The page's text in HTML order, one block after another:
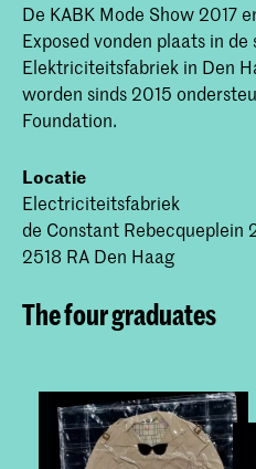
De KABK Mode Show 2017
Exposed vonden plaats in
Elektriciteitsfabriek in Den
worden sinds 2015
Foundation.
Locatie
Electriciteitsfabriek
de Constant Rebecqueplein
2518 RA Den Haag
The four graduates